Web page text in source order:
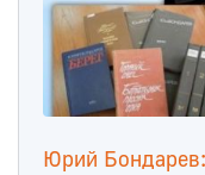
Юрий